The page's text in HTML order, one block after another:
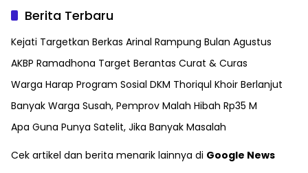
Berita Terbaru
Kejati Targetkan Berkas Arinal Rampung Bulan Agustus
AKBP Ramadhona Target Berantas Curat & Curas
Warga Harap Program Sosial DKM Thoriqul Khoir Berlanjut
Banyak Warga Susah, Pemprov Malah Hibah Rp35 M
Apa Guna Punya Satelit, Jika Banyak Masalah
Cek artikel dan berita menarik lainnya di Google News